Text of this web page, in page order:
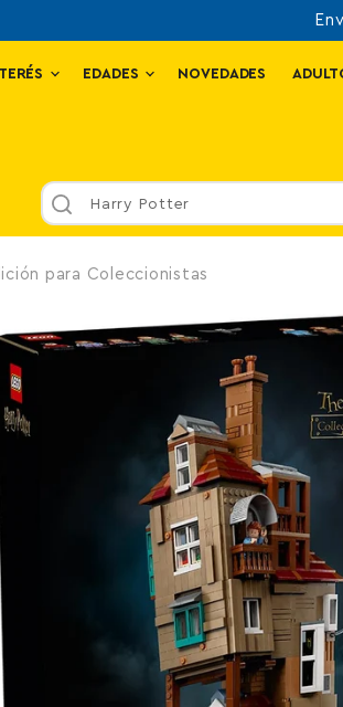
EDADES NOVEDADES
Harry Potter
para Coleccionistas